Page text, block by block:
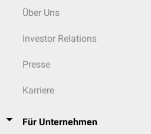
Über Uns
Investor Relations
Presse
Karriere
Für Unternehmen